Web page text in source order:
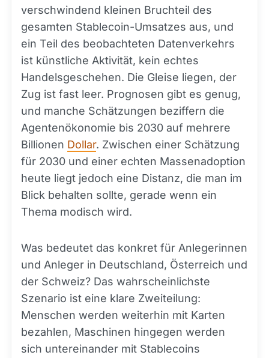
verschwindend kleinen Bruchteil des
gesamten Stablecoin-Umsatzes aus, und
ein Teil des beobachteten Datenverkehrs
ist künstliche Aktivität, kein echtes
Handelsgeschehen. Die Gleise liegen, der
Zug ist fast leer. Prognosen gibt es genug,
und manche Schätzungen beziffern die
Agentenökonomie bis 2030 auf mehrere
Billionen Dollar. Zwischen einer Schätzung
für 2030 und einer echten Massenadoption
heute liegt jedoch eine Distanz, die man im
Blick behalten sollte, gerade wenn ein
Thema modisch wird.
Was bedeutet das konkret für Anlegerinnen
und Anleger in Deutschland, Österreich und
der Schweiz? Das wahrscheinlichste
Szenario ist eine klare Zweiteilung:
Menschen werden weiterhin mit Karten
bezahlen, Maschinen hingegen werden
sich untereinander mit Stablecoins